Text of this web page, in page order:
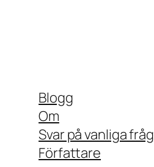
Blogg
Om
Svar på vanliga
Författare